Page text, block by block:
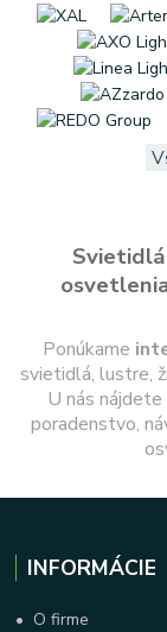
Ponúkame
svietidlá, lustre,
U nás
poradenstvo,
INFORMÁCIE
• O firme